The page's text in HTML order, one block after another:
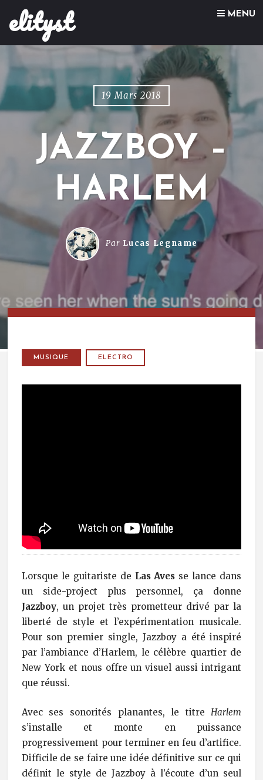
elityst MENU
Skip to content
19 Mars 2018
JAZZBOY –
HARLEM
Par Lucas Legname
MUSIQUE ELECTRO
Lorsque le guitariste de Las Aves se lance dans
un side-project plus personnel, ça donne
Jazzboy, un projet très prometteur drivé par la
liberté de style et l’expérimentation musicale.
Pour son premier single, Jazzboy a été inspiré
par l’ambiance d’Harlem, le célèbre quartier de
New York et nous offre un visuel aussi intrigant
que réussi.
Avec ses sonorités planantes, le titreHarlem
s’installe et monte en puissance
progressivement pour terminer en feu d’artifice.
Difficile de se faire une idée définitive sur ce qui
définit le style de Jazzboy à l’écoute d’un seul